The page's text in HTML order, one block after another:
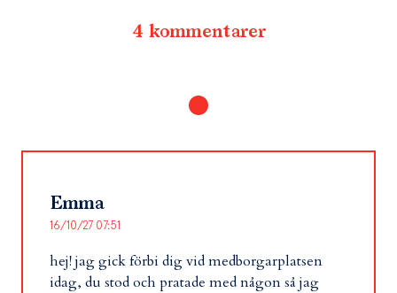
4 kommentarer
Emma
16/10/27 07:51
hej! jag gick förbi dig vid medborgarplatsen
idag, du stod och pratade med någon så jag